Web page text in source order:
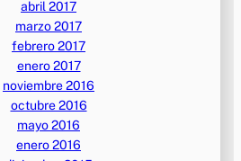
abril 2017
marzo 2017
febrero 2017
enero 2017
noviembre 2016
octubre 2016
mayo 2016
enero 2016